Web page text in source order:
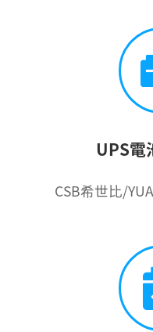
UPS電
CSB希世比/